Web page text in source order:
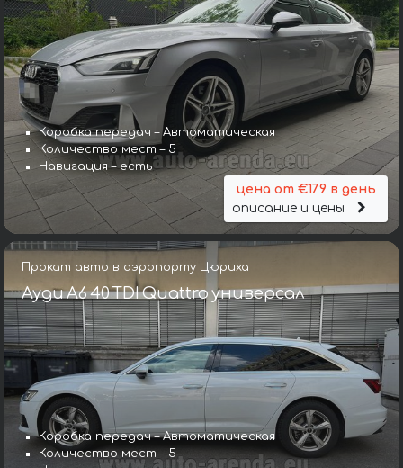
Коробка передач – Автоматическая
Количество мест – 5
Навигация – есть
цена от €179 в день
описание и цены
Прокат авто в аэропорту Цюриха
Ауди A6 40 TDI Quattro универсал
Коробка передач – Автоматическая
Количество мест – 5